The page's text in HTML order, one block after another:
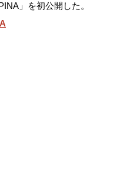
」を初公開した。